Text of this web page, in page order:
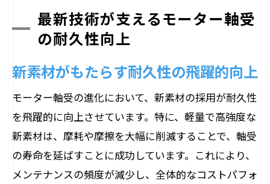
最新技術が支えるモーター軸受
の耐久性向上
新素材がもたらす耐久性の飛躍的向上
モーター軸受の進化において、新素材の採用が耐久性
を飛躍的に向上させています。特に、軽量で高強度な
新素材は、摩耗や摩擦を大幅に削減することで、軸受
の寿命を延ばすことに成功しています。これにより、
メンテナンスの頻度が減少し、全体的なコストパフォ